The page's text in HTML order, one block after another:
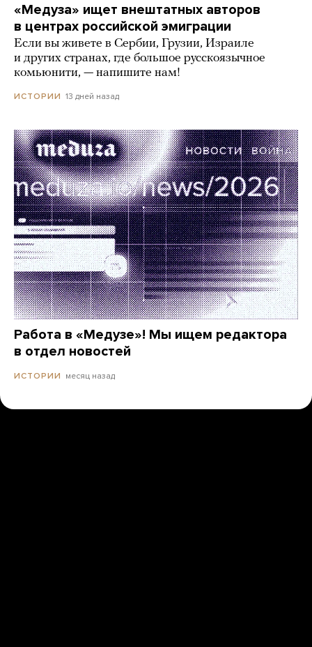
«Медуза» ищет внештатных авторов
в центрах российской эмиграции
Если вы живете в Сербии, Грузии, Израиле
и других странах, где большое русскоязычное
комьюнити, — напишите нам!
ИСТОРИИ 13 дней назад
Работа в «Медузе»! Мы ищем редактора
в отдел новостей
ИСТОРИИ месяц назад